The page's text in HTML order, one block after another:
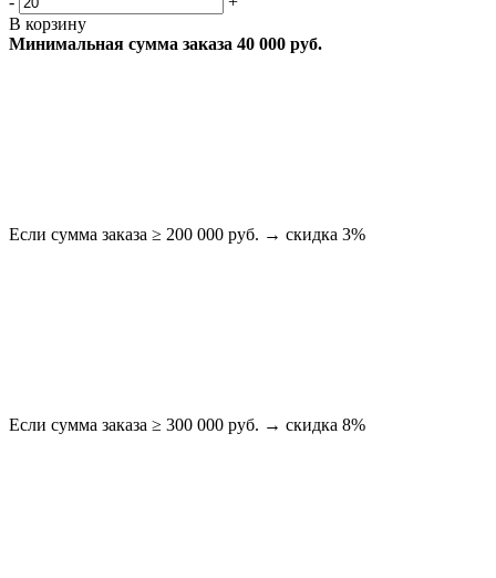
В корзину
Минимальная сумма заказа 40 000 руб.
Если сумма заказа ≥ 200 000 руб. → скидка 3%
Если сумма заказа ≥ 300 000 руб. → скидка 8%